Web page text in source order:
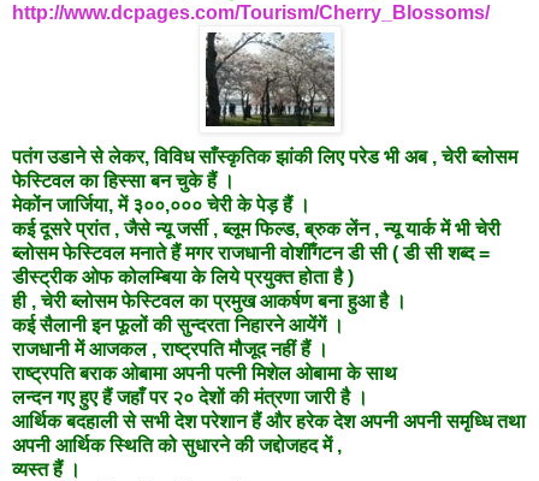
http://www.dcpages.com/Tourism/Cherry_Blossoms/
पतंग उडाने से लेकर, विविध साँस्कृतिक झांकी लिए परेड भी अब , चेरी ब्लोसम
फेस्टिवल का हिस्सा बन चुके हैं ।
मेकोंन जार्जिया, में ३००,००० चेरी के पेड़ हैं ।
कई दूसरे प्रांत , जैसे न्यू जर्सी , ब्लूम फिल्ड, ब्रुक लेंन , न्यू यार्क में भी चेरी
ब्लोसम फेस्टिवल मनाते हैं मगर राजधानीवोशीँगटन डी सी ( डी सी शब्द =
डीस्ट्रीक ओफ कोलम्बिया के लिये प्रयुक्त होता है )
ही , चेरी ब्लोसम फेस्टिवल का प्रमुख आकर्षण बना हुआ है ।
कई सैलानी इन फूलों की सुन्दरता निहारने आयेंगें ।
राजधानी में आजकल , राष्ट्रपति मौजूद नहीं हैं ।
राष्ट्रपति बराक ओबामा अपनी पत्नी मिशेल ओबामा के साथ
लन्दन गए हुए हैं जहाँ पर २० देशों की मंत्रणा जारी है ।
आर्थिक बदहाली से सभी देश परेशान हैं और हरेक देश अपनी अपनी समृध्धि तथा
अपनी आर्थिक स्थिति को सुधारने कीजद्दोजहदमें ,
व्यस्त हैं ।